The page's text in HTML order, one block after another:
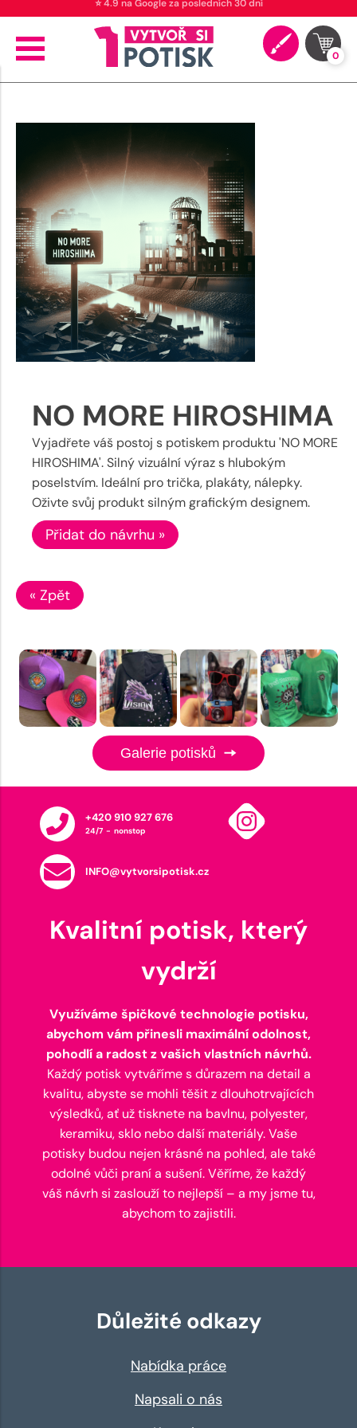
⭐ 4.9 na Google za posledních 30 dní
0
NO MORE HIROSHIMA
Vyjadřete váš postoj s potiskem produktu 'NO MORE
HIROSHIMA'. Silný vizuální výraz s hlubokým
poselstvím. Ideální pro trička, plakáty, nálepky.
Oživte svůj produkt silným grafickým designem.
Přidat do návrhu »
« Zpět
Galerie potisků
+420 910 927 676
24/7 - nonstop
INFO@vytvorsipotisk.cz
Kvalitní potisk, který
vydrží
Využíváme špičkové technologie potisku,
abychom vám přinesli maximální odolnost,
pohodlí a radost z vašich vlastních návrhů.
Každý potisk vytváříme s důrazem na detail a
kvalitu, abyste se mohli těšit z dlouhotrvajících
výsledků, ať už tisknete na bavlnu, polyester,
keramiku, sklo nebo další materiály. Vaše
potisky budou nejen krásné na pohled, ale také
odolné vůči praní a sušení. Věříme, že každý
váš návrh si zaslouží to nejlepší – a my jsme tu,
abychom to zajistili.
Důležité odkazy
Nabídka práce
Napsali o nás